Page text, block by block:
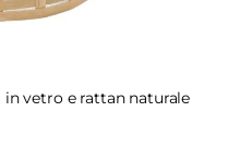
in vetro e rattan naturale